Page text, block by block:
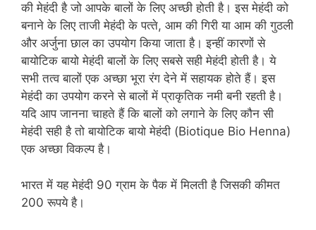
की मेहंदी है जो आपके बालों के लिए अच्‍छी होती है। इस मेहंदी को
बनाने के लिए ताजी मेहंदी के पत्‍ते, आम की गिरी या आम की गुठली
और अर्जुना छाल का उपयोग किया जाता है। इन्‍हीं कारणों से
बायोटिक बायो मेहंदी बालों के लिए सबसे सही मेहंदी होती है। ये
सभी तत्‍व बालों एक अच्‍छा भूरा रंग देने में सहायक होते हैं। इस
मेहंदी का उपयोग करने से बालों में प्राकृतिक नमी बनी रहती है।
यदि आप जानना चाहते हैं कि बालों को लगाने के लिए कौन सी
मेहंदी सही है तो बायोटिक बायो मेहंदी (Biotique Bio Henna)
एक अच्‍छा विकल्‍प है।
भारत में यह मेहंदी 90 ग्राम के पैक में मिलती है जिसकी कीमत
200 रूपये है।